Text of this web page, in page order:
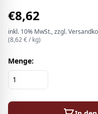
€8,62
inkl. 10% MwSt., zzgl.
(8,62€ /kg)
Menge: